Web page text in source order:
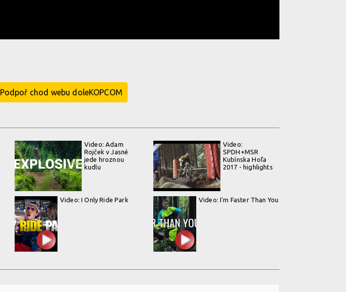
Podpoř chod webu doleKOPCOM
Video: Adam
Rojček v Jasné
jede hroznou
kudlu
Video:
SPDH+MSR
Kubínska Hoľa
2017 - highlights
Video: I Only Ride Park Video: I'm Faster Than You